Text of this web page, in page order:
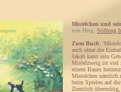
Mistelchen und
von Hrsg: Stiftung
Zum Buch:
auch ohne die
Jakob kann sein
Mistelzweig ist viel
einem Baum
Mistelchen nämlich
beim Spielen auf
Ziemlich